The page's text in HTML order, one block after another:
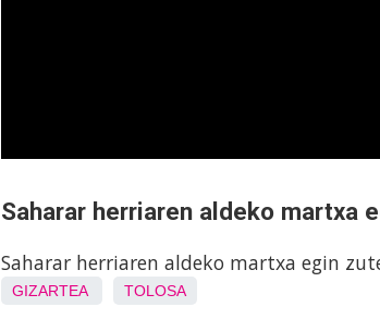
Saharar herriaren aldeko martxa
Saharar herriaren aldeko martxa egin
GIZARTEA TOLOSA